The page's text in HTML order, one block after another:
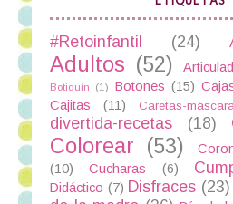
#Retoinfantil (24)
Adultos (52)
Botiquín (1) Botones (15)
Cajitas
(11) Caretas-
divertida-recetas
(18)
Colorear (53)
(10)
Cucharas (6)
Didáctico (7) Disfraces (23)